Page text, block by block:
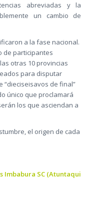
abreviadas y la
un cambio de
a la fase nacional.
de participantes
otras 10 provincias
para disputar
“dieciseisavos de final”
único que proclamará
los que asciendan a
el origen de cada
Imbabura SC (Atuntaqui